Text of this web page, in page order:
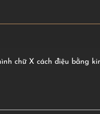
chữ X cách điệu bằng